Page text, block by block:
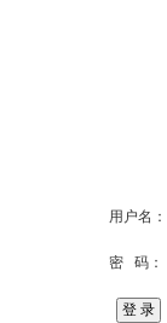
用户名：
密 码：